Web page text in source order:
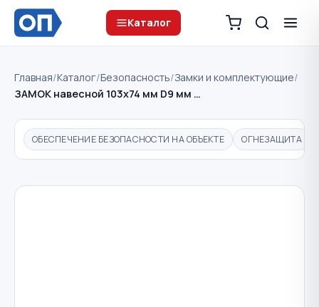
Каталог
Главная/Каталог/Безопасность/Замки и комплектующие/
ЗАМОК навесной 103х74 мм D9 мм …
ОБЕСПЕЧЕНИЕ БЕЗОПАСНОСТИ НА ОБЪЕКТЕ ОГНЕЗАЩИТА